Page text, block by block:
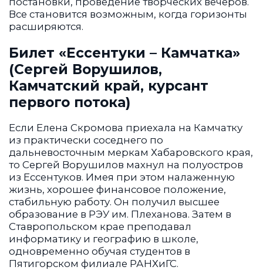
Все становится возможным, когда горизонты
расширяются.
Билет «Ессентуки – Камчатка»
(Сергей Ворушилов,
Камчатский край, курсант
первого потока)
Если Елена Скромова приехала на Камчатку
из практически соседнего по
дальневосточным меркам Хабаровского края,
то Сергей Ворушилов махнул на полуостров
из Ессентуков. Имея при этом налаженную
жизнь, хорошее финансовое положение,
стабильную работу. Он получил высшее
образование в РЭУ им. Плеханова. Затем в
Ставропольском крае преподавал
информатику и географию в школе,
одновременно обучая студентов в
Пятигорском филиале РАНХиГС.